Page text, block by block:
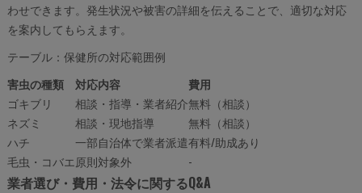
わせできます。発生状況や被害の詳細を伝えることで、適切な対応
を案内してもらえます。
テーブル：保健所の対応範囲例
害虫の種類
対応内容
費用
ゴキブリ
相談・指導・業者紹介無料（相談）
ネズミ
相談・現地指導
無料（相談）
ハチ
一部自治体で業者派遣有料/助成あり
毛虫・コバエ 原則対象外 -
業者選び・費用・法令に関するQ&A